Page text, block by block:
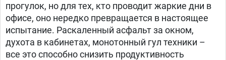
прогулок, но для тех, кто проводит жаркие дни в
офисе, оно нередко превращается в настоящее
испытание. Раскаленный асфальт за окном,
духота в кабинетах, монотонный гул техники –
все это способно снизить продуктивность